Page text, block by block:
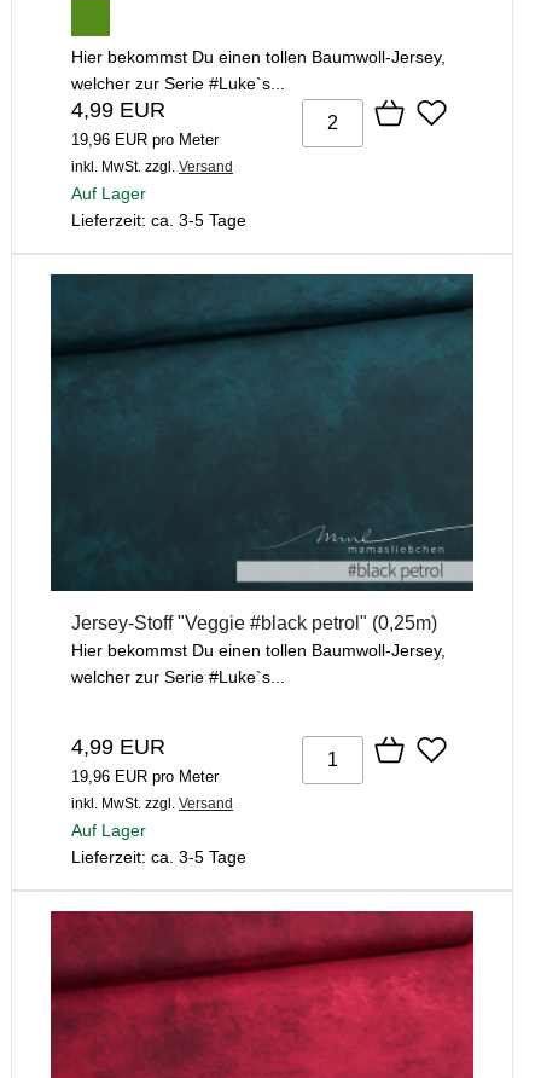
Hier bekommst Du einen tollen Baumwoll-Jersey,
welcher zur Serie #Luke`s...
4,99 EUR
19,96 EUR pro Meter
inkl. MwSt. zzgl. Versand
Auf Lager
Lieferzeit: ca. 3-5 Tage
Jersey-Stoff "Veggie #black petrol" (0,25m)
Hier bekommst Du einen tollen Baumwoll-Jersey,
welcher zur Serie #Luke`s...
4,99 EUR
19,96 EUR pro Meter
inkl. MwSt. zzgl. Versand
Auf Lager
Lieferzeit: ca. 3-5 Tage